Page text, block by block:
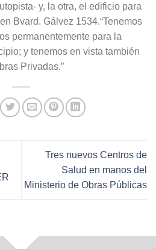
y, la otra, el edificio para
Bvard. Gálvez 1534.“Tenemos
permanentemente para la
y tenemos en vista también
Privadas.”
Tres nuevos Centros de
Salud en manos del
Ministerio de Obras Públicas